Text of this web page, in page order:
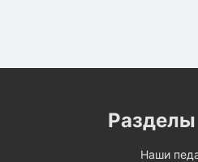
Разделы
Наши